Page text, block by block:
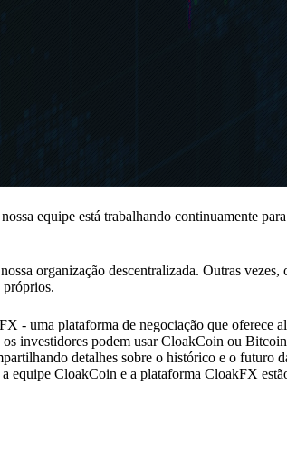
equipe está trabalhando continuamente
organização descentralizada. Outras
próprios.
- uma plataforma de negociação que oferece
investidores podem usar CloakCoin ou
detalhes sobre o histórico e o futuro
equipe CloakCoin e a plataforma CloakFX